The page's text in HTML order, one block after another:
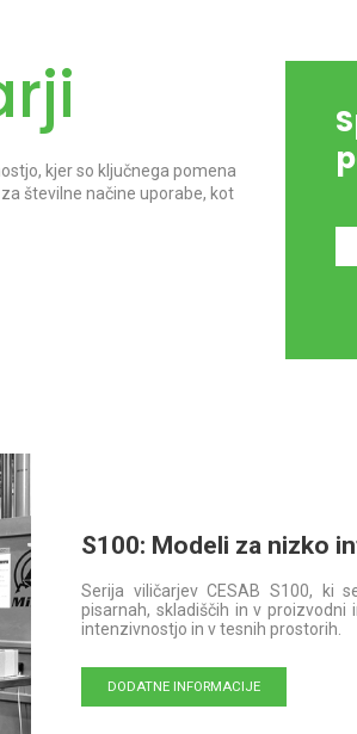
kjer so ključnega pomena
številne načine uporabe, kot
S100: Modeli za nizko
Serija viličarjev CESAB S100, ki
pisarnah, skladiščih in v
intenzivnostjo in v tesnih prostorih.
DODATNE INFORMACIJE